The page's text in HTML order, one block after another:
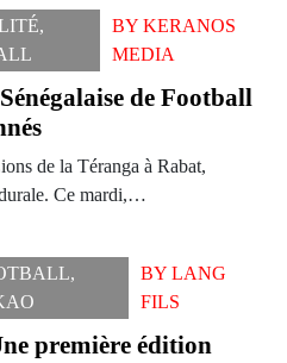
,
BYKERANOS
MEDIA
de Football
de la Téranga à Rabat,
Ce mardi,…
,
BYLANG
FILS
première édition